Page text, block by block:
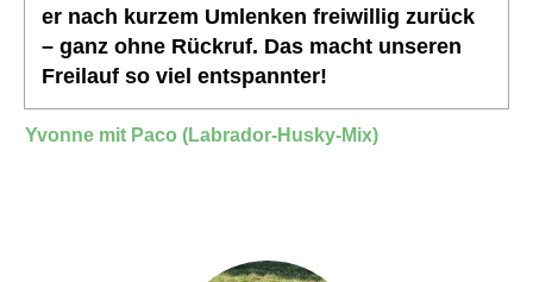
er nach kurzem Umlenken freiwillig zurück
– ganz ohne Rückruf. Das macht unseren
Freilauf so viel entspannter!
Yvonne mit Paco (Labrador-Husky-Mix)